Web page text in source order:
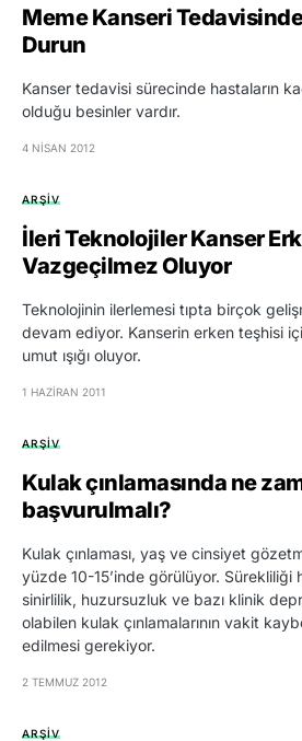
Meme Kanseri
Durun
Kanser tedavisi sürecinde hastaların
olduğu besinler vardır.
4 NISAN 2012
ARŞIV
İleri Teknolojiler Kanser
Vazgeçilmez Oluyor
Teknolojinin ilerlemesi tıpta birçok
devam ediyor. Kanserin erken teşhisi
umut ışığı oluyor.
1 HAZIRAN 2011
ARŞIV
Kulak çınlamasında ne
başvurulmalı?
Kulak çınlaması, yaş ve cinsiyet
yüzde 10-15’inde görülüyor. Sürekliliği
sinirlilik, huzursuzluk ve bazı klinik
olabilen kulak çınlamalarının vakit
edilmesi gerekiyor.
2 TEMMUZ 2012
ARŞIV